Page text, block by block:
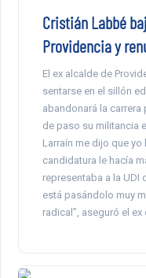
Cristián Labbé
Providencia y
El ex alcalde de
sentarse en el sillón
abandonará la carrera
de paso su militancia
Larraín me dijo que yo
candidatura le hacía
representaba a la UDI
está pasándolo muy
radical”, aseguró el ex